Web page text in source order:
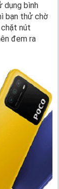
dụng bình
bạn thử chờ
chặt nút
đem ra